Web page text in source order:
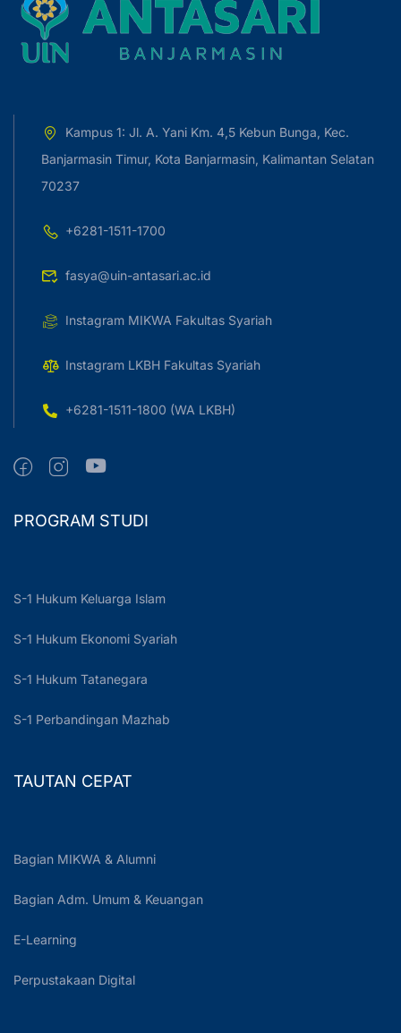
Kampus 1: Jl. A. Yani Km. 4,5 Kebun Bunga, Kec.
Banjarmasin Timur, Kota Banjarmasin, Kalimantan Selatan
70237
+6281-1511-1700
fasya@uin-antasari.ac.id
Instagram MIKWA Fakultas Syariah
Instagram LKBH Fakultas Syariah
+6281-1511-1800 (WA LKBH)
PROGRAM STUDI
S-1 Hukum Keluarga Islam
S-1 Hukum Ekonomi Syariah
S-1 Hukum Tatanegara
S-1 Perbandingan Mazhab
TAUTAN CEPAT
Bagian MIKWA & Alumni
Bagian Adm. Umum & Keuangan
E-Learning
Perpustakaan Digital